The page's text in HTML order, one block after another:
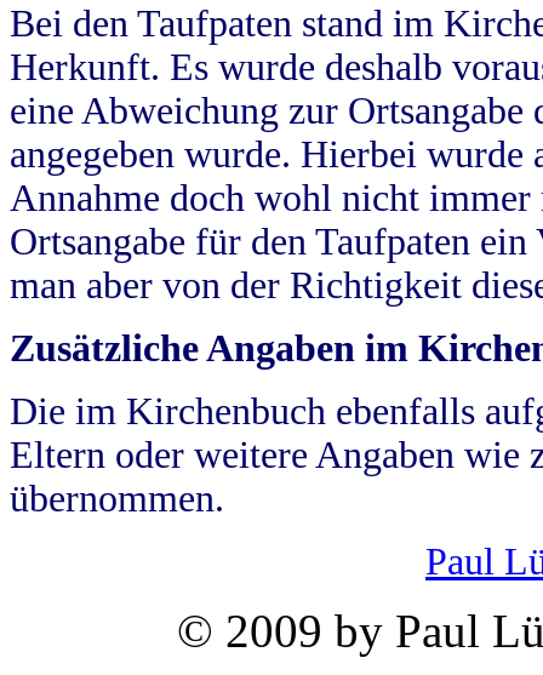
Bei den Taufpaten stand im
Herkunft. Es wurde deshalb
eine Abweichung zur
angegeben wurde. Hierbei wurde
Annahme doch wohl nicht
Ortsangabe für den Taufpaten
man aber von der Richtigkeit
Zusätzliche Angaben im
Die im Kirchenbuch ebenfalls
Eltern oder weitere Angaben wie
übernommen.
Paul
© 2009 by Paul